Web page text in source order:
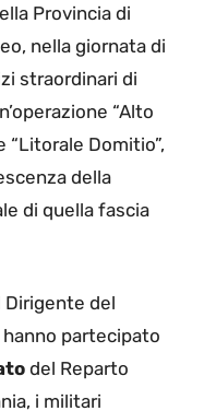
Provincia di
nella giornata di
straordinari di
“Alto
“Litorale Domitio”,
della
di quella fascia
del
partecipato
del Reparto
i militari